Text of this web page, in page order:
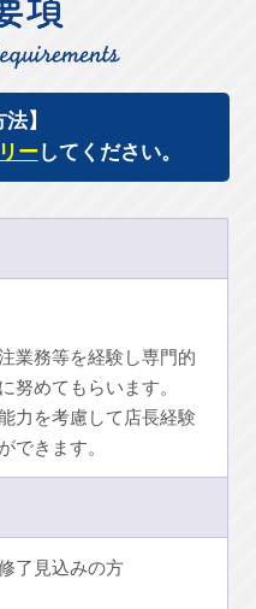
】
ーしてください。
業務等を経験し専門的
努めてもらいます。
力を考慮して店長経験
できます。
了見込みの方